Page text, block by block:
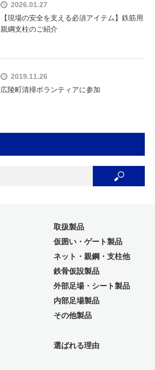
2026.01.27
【現場の安全を支える必須アイテム】鉄筋用
親綱支柱のご紹介
2019.11.26
広陵町清掃ボランティアに参加
取扱製品
仮囲い・ゲート製品
ネット・親鋼・支柱他
鉄骨仮設製品
外部足場・シート製品
内部足場製品
その他製品
選ばれる理由